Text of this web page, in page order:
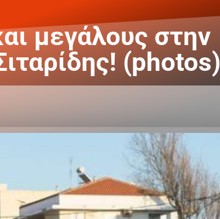
μεγάλους στην
(photos)